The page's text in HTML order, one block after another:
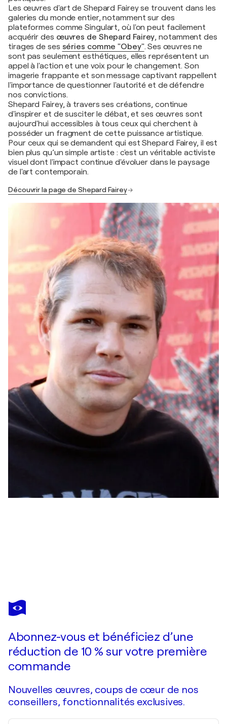
Les œuvres d'art de Shepard Fairey se trouvent dans les
galeries du monde entier, notamment sur des
plateformes comme Singulart, où l'on peut facilement
acquérir des œuvres de Shepard Fairey, notamment des
tirages de ses séries comme "Obey". Ses œuvres ne
sont pas seulement esthétiques, elles représentent un
appel à l'action et une voix pour le changement. Son
imagerie frappante et son message captivant rappellent
l'importance de questionner l'autorité et de défendre
nos convictions.
Shepard Fairey, à travers ses créations, continue
d'inspirer et de susciter le débat, et ses œuvres sont
aujourd'hui accessibles à tous ceux qui cherchent à
posséder un fragment de cette puissance artistique.
Pour ceux qui se demandent qui est Shepard Fairey, il est
bien plus qu’un simple artiste : c'est un véritable activiste
visuel dont l'impact continue d'évoluer dans le paysage
de l'art contemporain.
Découvrir la page de Shepard Fairey
SHEPARD FAIREY
The future is equal
Abonnez-vous et bénéficiez d’une
réduction de 10 % sur votre première
commande
Nouvelles œuvres, coups de cœur de nos
conseillers, fonctionnalités exclusives.